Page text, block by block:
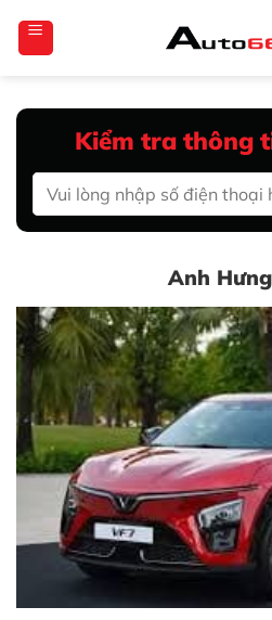
qua
Kiểm tra thông
Anh